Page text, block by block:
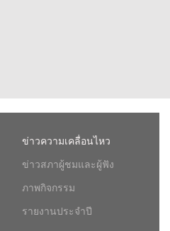
ข่าวความเคลื่อนไหว
ข่าวสภาผู้ชมและผู้ฟัง
ภาพกิจกรรม
รายงานประจำปี